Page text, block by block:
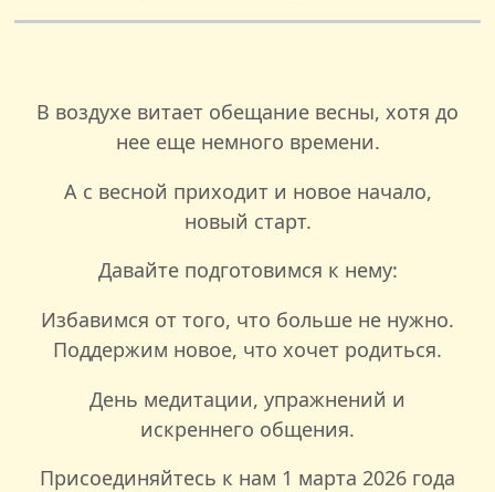
В воздухе витает обещание весны, хотя до
нее еще немного времени.
А с весной приходит и новое начало,
новый старт.
Давайте подготовимся к нему:
Избавимся от того, что больше не нужно.
Поддержим новое, что хочет родиться.
День медитации, упражнений и
искреннего общения.
Присоединяйтесь к нам 1 марта 2026 года